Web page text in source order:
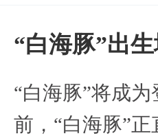
“白海豚”出
“白海豚”将成
前，“白海豚”